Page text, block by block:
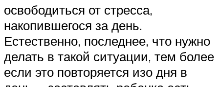
освободиться от стресса,
накопившегося за день.
Естественно, последнее, что нужно
делать в такой ситуации, тем более
если это повторяется изо дня в